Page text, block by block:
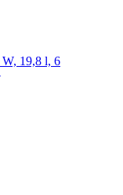
19,8 l, 6